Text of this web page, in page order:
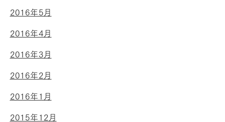
2016年5月
2016年4月
2016年3月
2016年2月
2016年1月
2015年12月